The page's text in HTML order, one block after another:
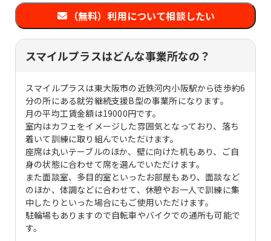
（無料）利用について相談したい
スマイルプラスはどんな事業所なの？
スマイルプラスは東大阪市の近鉄河内小阪駅から徒歩約6
分の所にある就労継続支援B型の事業所になります。
月の平均工賃金額は19000円です。
室内はカフェをイメージした雰囲気となっており、落ち
着いて訓練に取り組んでいただけます。
座席は丸いテーブルのほか、壁に向けた机もあり、ご自
身の状態に合わせて席を選んでいただけます。
また面談室、多目的室といったお部屋もあり、面談など
のほか、体調などに合わせて、休憩やお一人で訓練に集
中したりといった場合にもご使用いただけます。
駐輪場もありますので自転車やバイクでの通所も可能で
す。